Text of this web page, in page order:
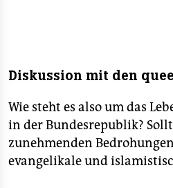
Ticket möglich. Wir bitten Sie
Die Kantinenveranstaltung
gestreamt.
Diskussion mit den
Wie steht es also um das
in der Bundesrepublik?
zunehmenden
evangelikale und